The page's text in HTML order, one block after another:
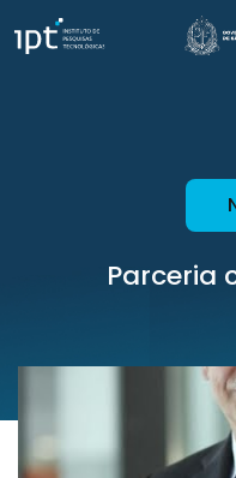
Parceria